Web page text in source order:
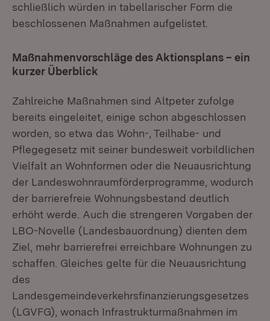
schließlich würden in tabellarischer Form die
beschlossenen Maßnahmen aufgelistet.
Maßnahmenvorschläge des Aktionsplans – ein
kurzer Überblick
Zahlreiche Maßnahmen sind Altpeter zufolge
bereits eingeleitet, einige schon abgeschlossen
worden, so etwa das Wohn-, Teilhabe- und
Pflegegesetz mit seiner bundesweit vorbildlichen
Vielfalt an Wohnformen oder die Neuausrichtung
der Landeswohnraumförderprogramme, wodurch
der barrierefreie Wohnungsbestand deutlich
erhöht werde. Auch die strengeren Vorgaben der
LBO-Novelle (Landesbauordnung) dienten dem
Ziel, mehr barrierefrei erreichbare Wohnungen zu
schaffen. Gleiches gelte für die Neuausrichtung
des
Landesgemeindeverkehrsfinanzierungsgesetzes
(LGVFG), wonach Infrastrukturmaßnahmen im